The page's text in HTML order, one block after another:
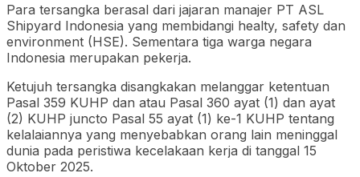
Para tersangka berasal dari jajaran manajer PT ASL
Shipyard Indonesia yang membidangi healty, safety dan
environment (HSE). Sementara tiga warga negara
Indonesia merupakan pekerja.
Ketujuh tersangka disangkakan melanggar ketentuan
Pasal 359 KUHP dan atau Pasal 360 ayat (1) dan ayat
(2) KUHP juncto Pasal 55 ayat (1) ke-1 KUHP tentang
kelalaiannya yang menyebabkan orang lain meninggal
dunia pada peristiwa kecelakaan kerja di tanggal 15
Oktober 2025.